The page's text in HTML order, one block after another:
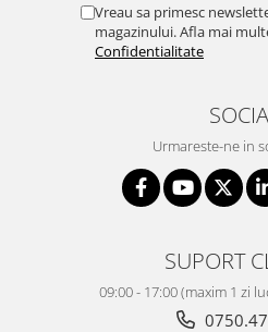
Vreau sa primesc
magazinului. Afla mai
Confidentialitate
Urmareste-ne in
SUPORT
09:00 - 17:00 (maxim 1 zi